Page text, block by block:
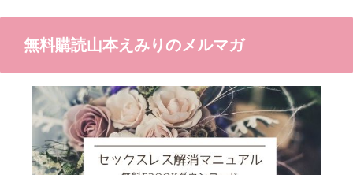
無料購読山本えみりのメルマガ